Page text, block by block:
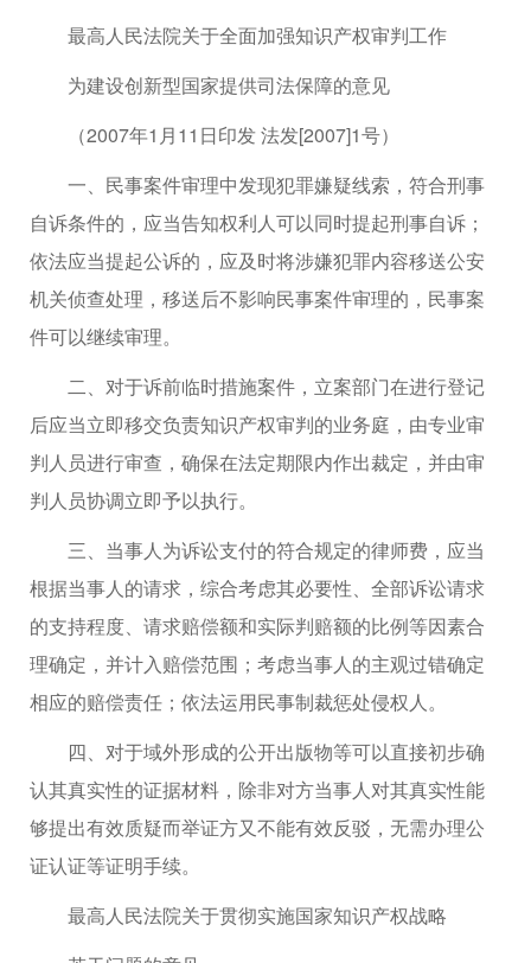
最高人民法院关于全面加强知识产权审判工作
为建设创新型国家提供司法保障的意见
（2007年1月11日印发 法发[2007]1号）
一、民事案件审理中发现犯罪嫌疑线索，符合刑事
自诉条件的，应当告知权利人可以同时提起刑事自诉；
依法应当提起公诉的，应及时将涉嫌犯罪内容移送公安
机关侦查处理，移送后不影响民事案件审理的，民事案
件可以继续审理。
二、对于诉前临时措施案件，立案部门在进行登记
后应当立即移交负责知识产权审判的业务庭，由专业审
判人员进行审查，确保在法定期限内作出裁定，并由审
判人员协调立即予以执行。
三、当事人为诉讼支付的符合规定的律师费，应当
根据当事人的请求，综合考虑其必要性、全部诉讼请求
的支持程度、请求赔偿额和实际判赔额的比例等因素合
理确定，并计入赔偿范围；考虑当事人的主观过错确定
相应的赔偿责任；依法运用民事制裁惩处侵权人。
四、对于域外形成的公开出版物等可以直接初步确
认其真实性的证据材料，除非对方当事人对其真实性能
够提出有效质疑而举证方又不能有效反驳，无需办理公
证认证等证明手续。
最高人民法院关于贯彻实施国家知识产权战略